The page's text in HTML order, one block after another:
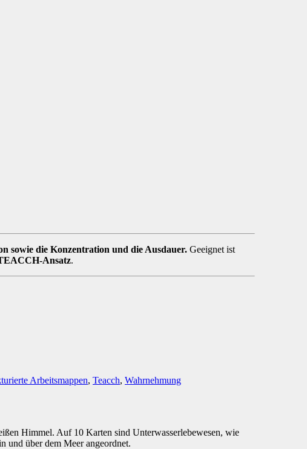
sowie die Konzentration und die Ausdauer. Geeignet ist
Ansatz.
Arbeitsmappen, Teacch, Wahrnehmung
Himmel. Auf 10 Karten sind Unterwasserlebewesen, wie
und über dem Meer angeordnet.